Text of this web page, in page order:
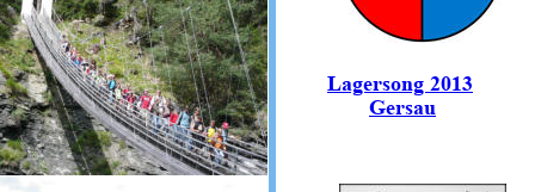
Lagersong 2013
Gersau